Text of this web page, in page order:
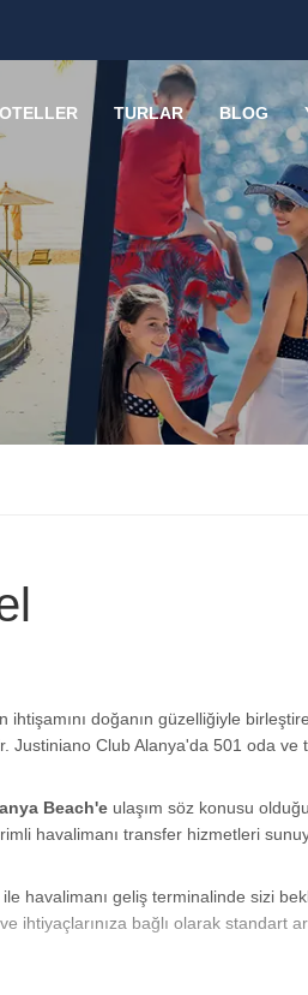
doğanın güzelliğiyle
Club Alanya'da 501 oda ve
Beach'e ulaşım söz konusu
havalimanı transfer hizmetleri
havalimanı geliş terminalinde sizi
ihtiyaçlarınıza bağlı olarak standart
OTELLER TURLAR BLOG